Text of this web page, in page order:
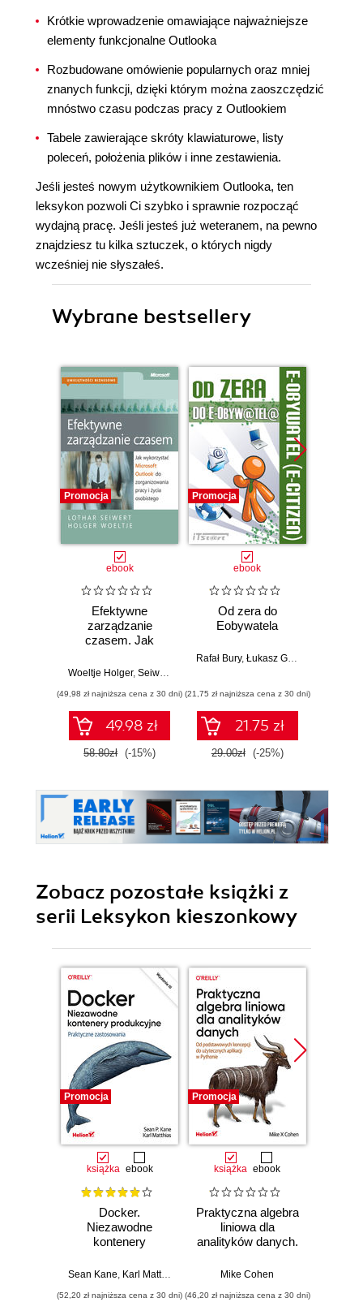
Krótkie wprowadzenie omawiające najważniejsze
elementy funkcjonalne Outlooka
Rozbudowane omówienie popularnych oraz mniej
znanych funkcji, dzięki którym można zaoszczędzić
mnóstwo czasu podczas pracy z Outlookiem
Tabele zawierające skróty klawiaturowe, listy
poleceń, położenia plików i inne zestawienia.
Jeśli jesteś nowym użytkownikiem Outlooka, ten
leksykon pozwoli Ci szybko i sprawnie rozpocząć
wydajną pracę. Jeśli jesteś już weteranem, na pewno
znajdziesz tu kilka sztuczek, o których nigdy
wcześniej nie słyszałeś.
Wybrane bestsellery
Promocja
ebook
Efektywne
zarządzanie
czasem. Jak
Microsoft Outlook
pracy i życia
osobistego
Woeltje Holger, Seiwert Lothar
(49,98 zł najniższa cena z 30 dni)
49.98 zł
58.80zł (-15%)
Promocja
ebook
Od zera do
Eobywatela
Rafał Bury, Łukasz Galos
(21,75 zł najniższa cena z 30 dni)
21.75 zł
29.00zł (-25%)
Zobacz pozostałe książki z
serii Leksykon kieszonkowy
Promocja
książka ebook
Docker.
Niezawodne
kontenery
Praktyczne
Sean Kane Karl Matthias
(52,20 zł najniższa cena z 30 dni)
Promocja
książka ebook
Praktyczna algebra
liniowa dla
analityków danych.
koncepcji do
Mike Cohen
(46,20 zł najniższa cena z 30 dni)